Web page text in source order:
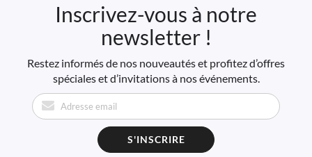
Inscrivez-vous à notre
newsletter !
Restez informés de nos nouveautés et profitez d’offres
spéciales et d’invitations à nos événements.
S'INSCRIRE